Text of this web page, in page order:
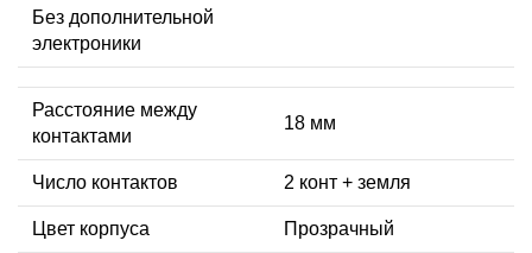
Без дополнительной
электроники
Расстояние между
контактами
18 мм
Число контактов 2 конт + земля
Цвет корпуса Прозрачный